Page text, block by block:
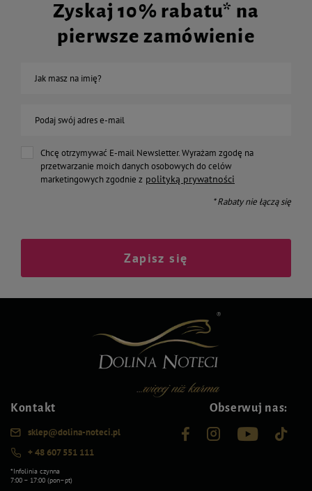
Zyskaj 10% rabatu* na
pierwsze zamówienie
Jak masz na imię?
Podaj swój adres e-mail
Chcę otrzymywać E-mail Newsletter. Wyrażam zgodę na
przetwarzanie moich danych osobowych do celów
marketingowych zgodnie z polityką prywatności
* Rabaty nie łączą się
Zapisz się
Kontakt
sklep@dolina-noteci.pl
+ 48 607 551 111
*Infolinia czynna
7:00 – 17:00 (pon–pt)
Obserwuj nas: